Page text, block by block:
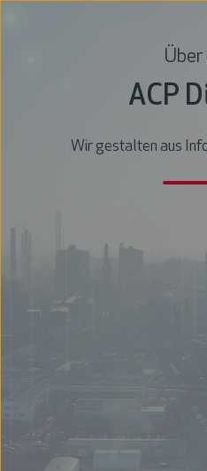
Über
ACP
Wir gestalten aus